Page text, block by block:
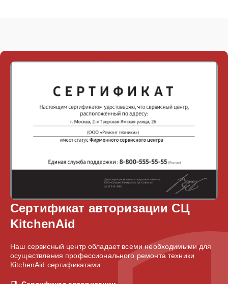
Сертификат авторизации СЦ
KitchenAid
Наш сервисный центр обладает всеми необходимыми для
осуществления профессионального ремонта техники
KitchenAid сертификатами: